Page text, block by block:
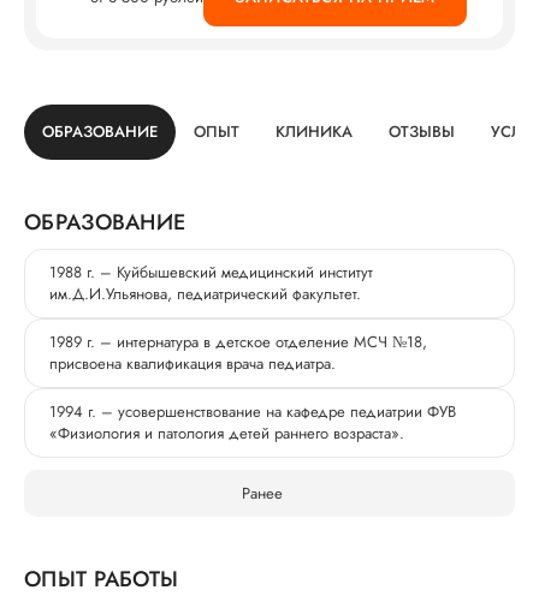
ОБРАЗОВАНИЕ ОПЫТ КЛИНИКА ОТЗЫВЫ
ОБРАЗОВАНИЕ
1988 г. – Куйбышевский медицинский институт
им.Д.И.Ульянова, педиатрический факультет.
1989 г. – интернатура в детское отделение МСЧ №18,
присвоена квалификация врача педиатра.
1994 г. – усовершенствование на кафедре педиатрии ФУВ
«Физиология и патология детей раннего возраста».
Ранее
ОПЫТ РАБОТЫ